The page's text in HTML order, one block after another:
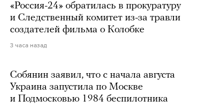
«Россия-24» обратилась в прокуратуру
и Следственный комитет из-за травли
создателей фильма о Колобке
3 часа назад
Собянин заявил, что с начала августа
Украина запустила по Москве
и Подмосковью 1984 беспилотника